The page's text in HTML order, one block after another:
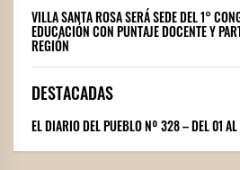
VILLA SANTA ROSA SERÁ SEDE DEL 1°
EDUCACIÓN CON PUNTAJE DOCENTE Y
REGIÓN
DESTACADAS
EL DIARIO DEL PUEBLO Nº 328 – DEL 01